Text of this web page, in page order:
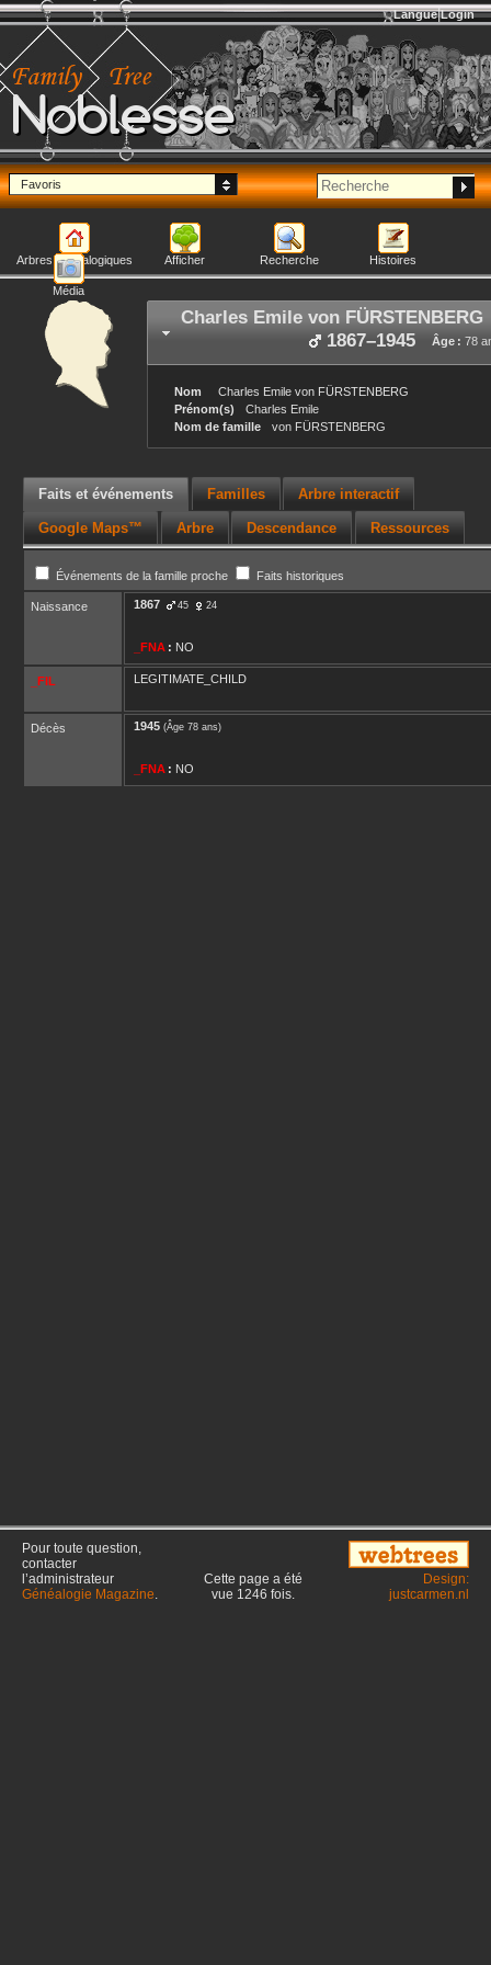
Noblesse
Langue Login
Favoris
Arbres généalogiques Afficher Recherche Histoires
Média
Charles Emile von FÜRSTENBERG
Âge : 78
1867–1945
Nom Charles Emile von FÜRSTENBERG
Prénom(s)
Charles Emile
Nom de famille
von FÜRSTENBERG
Faits et événements Familles Arbre interactif
Google Maps™ Arbre Descendance Ressources
Événements de la famille proche Faits historiques
Naissance 1867 45 24
_FNA : NO
_FIL LEGITIMATE_CHILD
Décès 1945 (Âge 78 ans)
_FNA : NO
Pour toute question,
contacter
l’administrateur
Généalogie Magazine.
Cette page a été
vue 1246 fois.
Design:
justcarmen.nl